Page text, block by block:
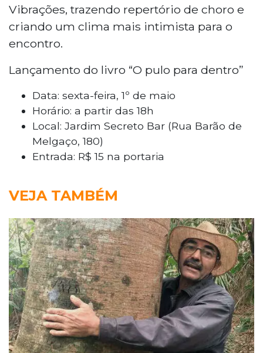
Vibrações, trazendo repertório de choro e
criando um clima mais intimista para o
encontro.
Lançamento do livro “O pulo para dentro”
Data: sexta-feira, 1º de maio
Horário: a partir das 18h
Local: Jardim Secreto Bar (Rua Barão de
Melgaço, 180)
Entrada: R$ 15 na portaria
VEJA TAMBÉM